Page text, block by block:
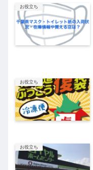
お役立ち
お役立ち
お役立ち